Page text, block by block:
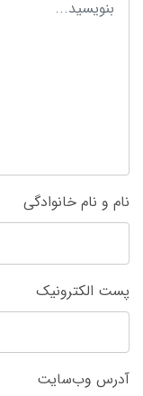
نام و نام خانوادگی
پست الکترونیک
آدرس وب‌سایت